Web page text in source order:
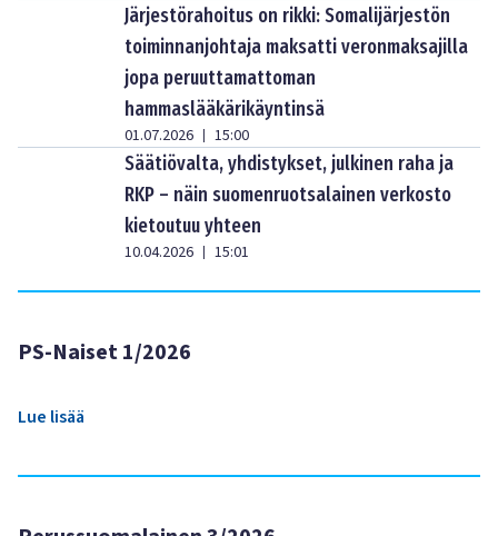
Järjestörahoitus on rikki: Somalijärjestön
toiminnanjohtaja maksatti veronmaksajilla
jopa peruuttamattoman
hammaslääkärikäyntinsä
01.07.2026 | 15:00
Säätiövalta, yhdistykset, julkinen raha ja
RKP – näin suomenruotsalainen verkosto
kietoutuu yhteen
10.04.2026 | 15:01
PS-Naiset 1/2026
Lue lisää